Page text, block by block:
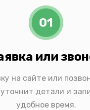
01
или
на сайте или
детали и
удобное время.